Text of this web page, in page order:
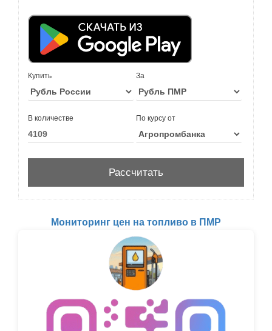
Купить За
В количестве По курсу от
Мониторинг цен на топливо в ПМР